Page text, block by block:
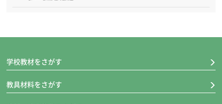
学校教材をさがす
教具材料をさがす